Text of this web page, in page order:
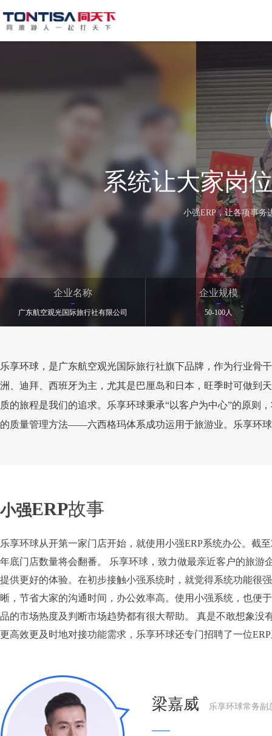
系统让大家岗
小强ERP，让各项事务
企业名称
广东航空观光国际旅行社有限公司
企业规模
50-100人
乐享环球，是广东航空观光国际旅行社旗下品牌，作为行业骨
洲、迪拜、西班牙为主，尤其是巴厘岛和日本，旺季时可做到
质的旅程是我们的追求。乐享环球秉承“以客户为中心”的原则
的质量管理方法——六西格玛体系成功运用于旅游业。乐享环
小强ERP故事
乐享环球从开第一家门店开始，就使用小强ERP系统办公。截
年底门店数量将会翻番。 乐享环球，致力做最亲近客户的旅
提供更好的体验。在初步接触小强系统时，就觉得系统功能很
晰，节省大家的沟通时间，办公效率高。使用小强系统，也便
品的市场热度及判断市场趋势都有很大帮助。 真是不敢想象
更高效更及时地对接功能需求，乐享环球还专门招聘了一位
梁嘉威 乐享环球常务副